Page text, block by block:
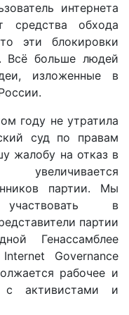
интернета
средства обхода
эти блокировки
Всё больше людей
изложенные в
году не утратила
суд по правам
жалобу на отказ в
увеличивается
партии. Мы
в
партии
Генассамблее
Governance
рабочее и
с активистами и